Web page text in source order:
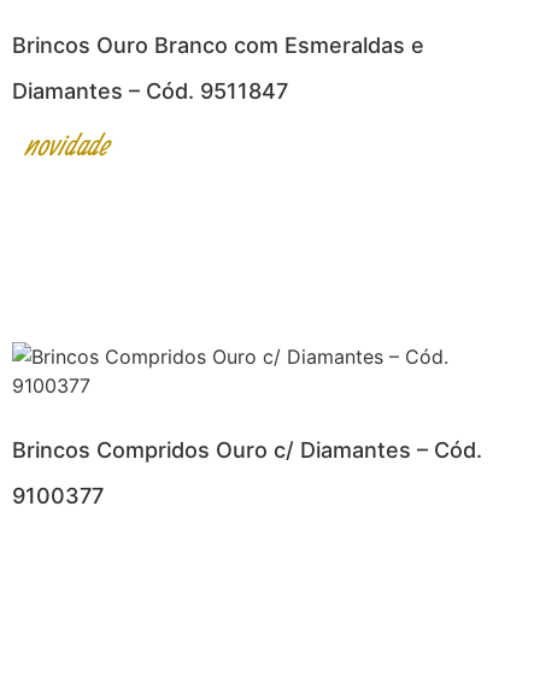
Brincos Ouro Branco com Esmeraldas e
Diamantes – Cód. 9511847
novidade
Brincos Compridos Ouro c/ Diamantes – Cód.
9100377